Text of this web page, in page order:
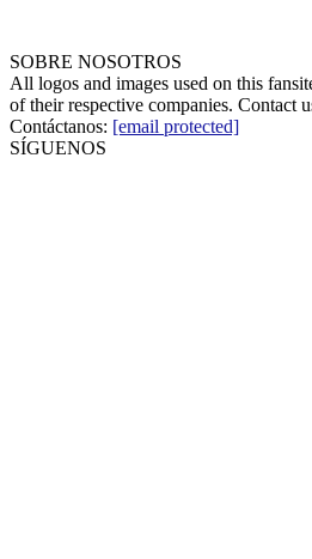
SOBRE NOSOTROS
All logos and images used on this
of their respective companies. Contact
Contáctanos: [email protected]
SÍGUENOS